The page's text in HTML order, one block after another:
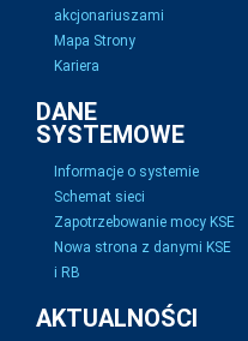
akcjonariuszami
Mapa Strony
Kariera
DANE
SYSTEMOWE
Informacje o systemie
Schemat sieci
Zapotrzebowanie mocy KSE
Nowa strona z danymi KSE
i RB
AKTUALNOŚCI